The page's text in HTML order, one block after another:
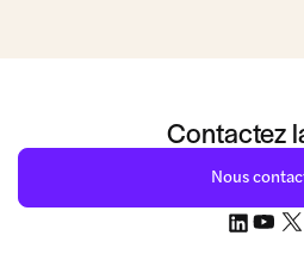
Contactez
Nous